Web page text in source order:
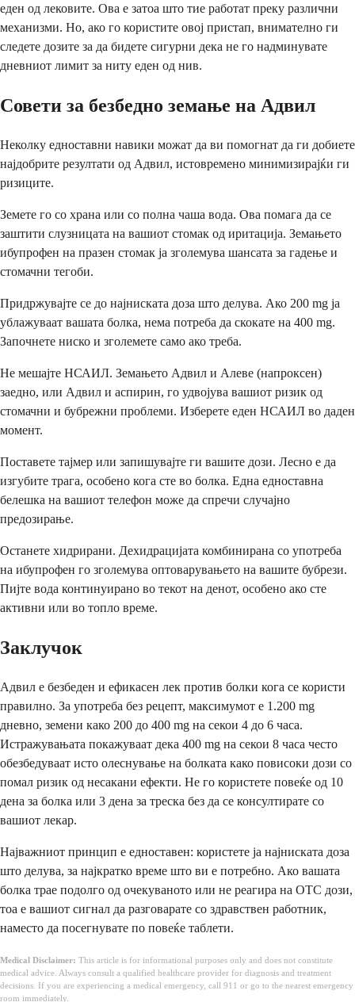
еден од лековите. Ова е затоа што тие работат преку различни
механизми. Но, ако го користите овој пристап, внимателно ги
следете дозите за да бидете сигурни дека не го надминувате
дневниот лимит за ниту еден од нив.
Совети за безбедно земање на Адвил
Неколку едноставни навики можат да ви помогнат да ги добиете
најдобрите резултати од Адвил, истовремено минимизирајќи ги
ризиците.
Земете го со храна или со полна чаша вода. Ова помага да се
заштити слузницата на вашиот стомак од иритација. Земањето
ибупрофен на празен стомак ја зголемува шансата за гадење и
стомачни тегоби.
Придржувајте се до најниската доза што делува. Ако 200 mg ја
ублажуваат вашата болка, нема потреба да скокате на 400 mg.
Започнете ниско и зголемете само ако треба.
Не мешајте НСАИЛ. Земањето Адвил и Алеве (напроксен)
заедно, или Адвил и аспирин, го удвојува вашиот ризик од
стомачни и бубрежни проблеми. Изберете еден НСАИЛ во даден
момент.
Поставете тајмер или запишувајте ги вашите дози. Лесно е да
изгубите трага, особено кога сте во болка. Една едноставна
белешка на вашиот телефон може да спречи случајно
предозирање.
Останете хидрирани. Дехидрацијата комбинирана со употреба
на ибупрофен го зголемува оптоварувањето на вашите бубрези.
Пијте вода континуирано во текот на денот, особено ако сте
активни или во топло време.
Заклучок
Адвил е безбеден и ефикасен лек против болки кога се користи
правилно. За употреба без рецепт, максимумот е 1.200 mg
дневно, земени како 200 до 400 mg на секои 4 до 6 часа.
Истражувањата покажуваат дека 400 mg на секои 8 часа често
обезбедуваат исто олеснување на болката како повисоки дози со
помал ризик од несакани ефекти. Не го користете повеќе од 10
дена за болка или 3 дена за треска без да се консултирате со
вашиот лекар.
Најважниот принцип е едноставен: користете ја најниската доза
што делува, за најкратко време што ви е потребно. Ако вашата
болка трае подолго од очекуваното или не реагира на OTC дози,
тоа е вашиот сигнал да разговарате со здравствен работник,
наместо да посегнувате по повеќе таблети.
Medical Disclaimer: This article is for informational purposes only and does not constitute
medical advice. Always consult a qualified healthcare provider for diagnosis and treatment
decisions. If you are experiencing a medical emergency, call 911 or go to the nearest emergency
room immediately.